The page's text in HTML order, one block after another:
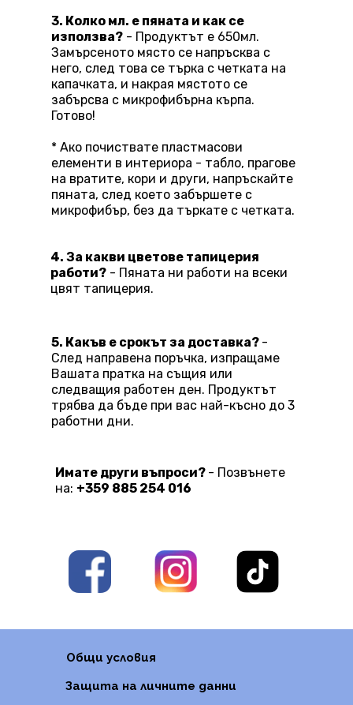
3. Колко мл. е пяната и как се
използва? - Продуктът е 650мл.
Замърсеното място се напръсква с
него, след това се търка с четката на
капачката, и накрая мястото се
забърсва с микрофибърна кърпа.
Готово!
* Ако почиствате пластмасови
елементи в интериора - табло, прагове
на вратите, кори и други, напръскайте
пяната, след което забършете с
микрофибър, без да търкате с четката.
5. Какъв е срокът за доставка? -
След направена поръчка, изпращаме
Вашата пратка на същия или
следващия работен ден. Продуктът
трябва да бъде при вас най-късно до 3
работни дни.
Имате други въпроси? - Позвънете
на: +359 885 254 016
4. За какви цветове тапицерия
работи? - Пяната ни работи на всеки
цвят тапицерия.
Общи условия
Защита на личните данни